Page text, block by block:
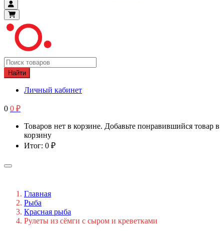
Найти
Личный кабинет
0 0 ₽
Товаров нет в корзине. Добавьте понравившийся товар в
корзину
Итог: 0 ₽
Главная
Рыба
Красная рыба
Рулеты из сёмги с сыром и креветками